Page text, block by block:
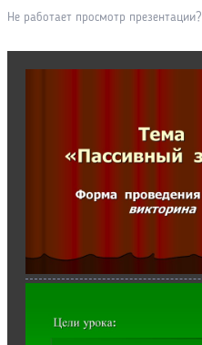
Не работает просмотр презентации?